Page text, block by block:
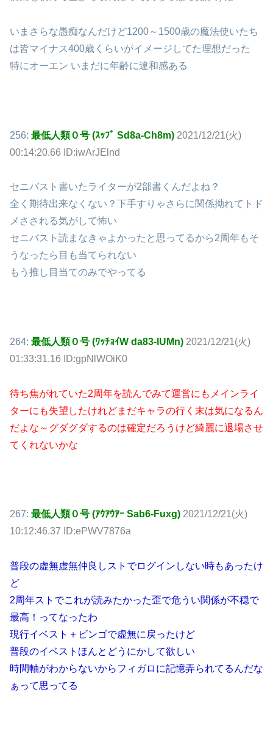
いまさらな愚痴なんだけど1200～1500歳の魔法使いたち
は皆マイナス400歳くらいがイメージしてた理想だった
特にオーエン いまだに年齢に違和感ある
256: 最低人類０号 (ｽｯﾌﾟ Sd8a-Ch8m) 2021/12/21(火)
00:14:20.66 ID:iwArJElnd
セニバスト書いたライターが2部書くんだよね？
全く期待出来なくない？下手すりゃさらに関係拗れてトド
メさされる気がして怖い
セニバスト読まなきゃよかったと思ってるから2周年もそ
うなったら目も当てられない
もう推し目当てのみでやってる
264: 最低人類０号 (ﾜｯﾁｮｲW da83-lUMn) 2021/12/21(火)
01:33:31.16 ID:gpNlWOiK0
待ち焦がれていた2周年を読んでみて運営にもメインライ
ターにも失望したけれどまだキャラの行く末は気になるん
だよな～グダグダするのは確定だろうけど綺麗に退場させ
てくれないかな
267: 最低人類０号 (ｱｳｱｳｱｰ Sab6-Fuxg) 2021/12/21(火)
10:12:46.37 ID:ePWV7876a
普段の虚無虚無仲良しストでログインしない時もあったけ
ど
2周年ストでこれが読みたかった歪で危うい関係が不穏で
最高！ってなったわ
現行イベスト＋ビンゴで虚無に戻ったけど
普段のイベストほんとどうにかして欲しい
時間軸がわからないからフィガロに記憶弄られてるんだな
ぁって思ってる